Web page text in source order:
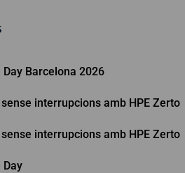
Barcelona 2026
interrupcions amb HPE Zerto
interrupcions amb HPE Zerto